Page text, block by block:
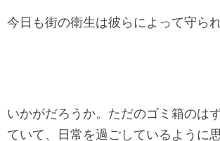
今日も街の衛生は彼らによって守られ
いかがだろうか。ただのゴミ箱のは
ていて、日常を過ごしているように